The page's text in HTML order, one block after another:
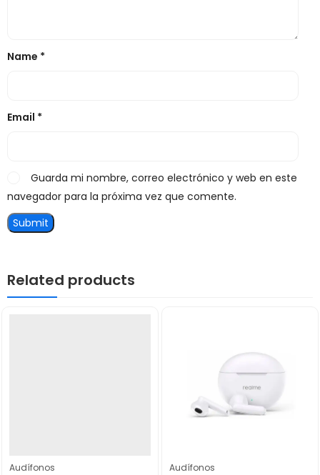
Name *
Email *
Guarda mi nombre, correo electrónico y web en este
navegador para la próxima vez que comente.
Related products
Audífonos Audífonos